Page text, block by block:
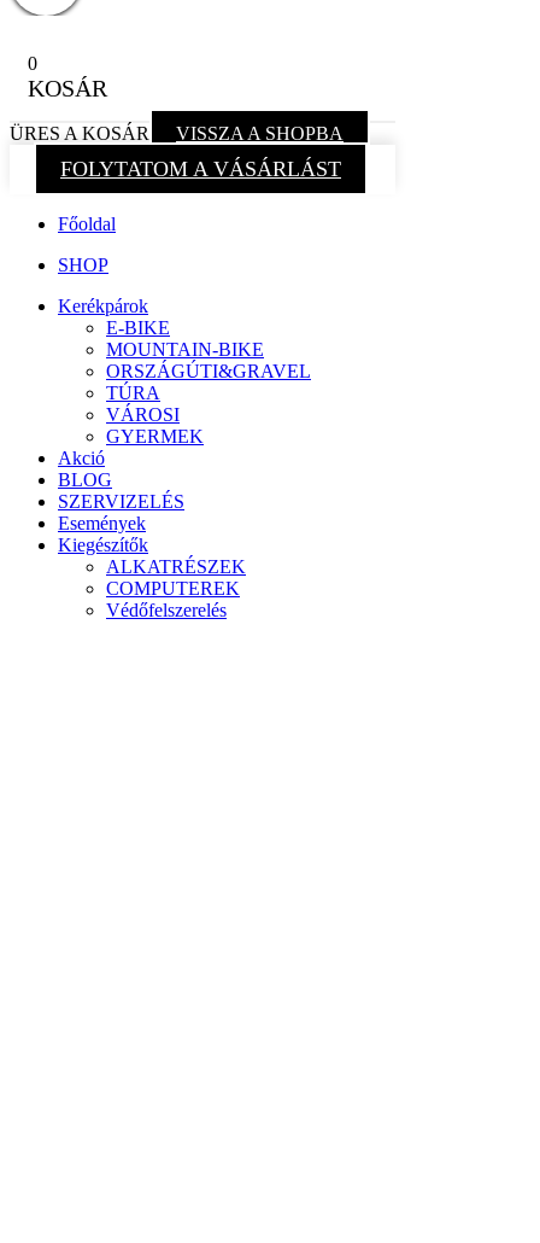
0
KOSÁR
ÜRES A KOSÁR VISSZA A SHOPBA
FOLYTATOM A VÁSÁRLÁST
Főoldal
SHOP
Kerékpárok
E-BIKE
MOUNTAIN-BIKE
ORSZÁGÚTI&GRAVEL
TÚRA
VÁROSI
GYERMEK
Akció
BLOG
SZERVIZELÉS
Események
Kiegészítők
ALKATRÉSZEK
COMPUTEREK
Védőfelszerelés